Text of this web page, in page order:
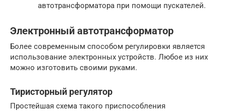
автотрансформатора при помощи пускателей.
Электронный автотрансформатор
Более современным способом регулировки является
использование электронных устройств. Любое из них
можно изготовить своими руками.
Тиристорный регулятор
Простейшая схема такого приспособления